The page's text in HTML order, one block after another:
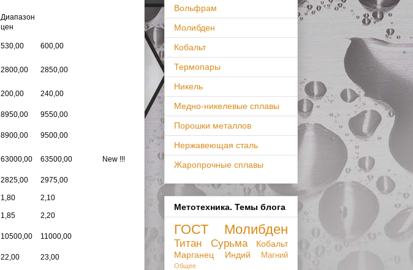
Диапазон
цен
530,00 600,00
2800,00 2850,00
200,00 240,00
8950,00 9550,00
8900,00 9500,00
63000,00 63500,00 New !!!
2825,00 2975,00
1,80 2,10
1,85 2,20
10500,00 11000,00
22,00 23,00
Вольфрам
Молибден
Кобальт
Термопары
Никель
Медно-никелевые сплавы
Порошки металлов
Нержавеющая сталь
Жаропрочные сплавы
Метотехника. Темы блога
ГОСТ Молибден
Титан Сурьма
Кобальт
Марганец
Индий Магний
Общее